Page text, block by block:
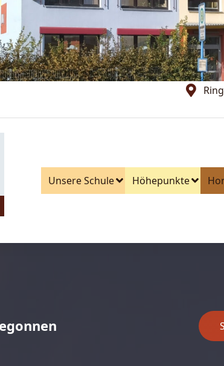
Unsere Schule Höhepunkte